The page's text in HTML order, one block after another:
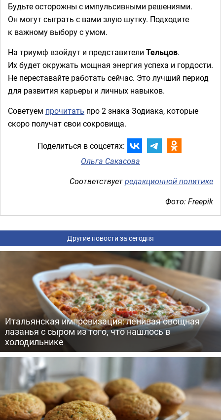
Будьте осторожны с импульсивными решениями.
Он могут сыграть с вами злую шутку. Подходите
к важному выбору с умом.
На триумф взойдут и представители Тельцов.
Их будет окружать мощная энергия успеха и гордости.
Не переставайте работать сейчас. Это лучший период
для развития карьеры и личных навыков.
Советуем прочитать про 2 знака Зодиака, которые
скоро получат свои сокровища.
Поделиться в соцсетях:
Ольга Сакасова
Соответствуетредакционной политике
Фото: Freepik
Другие новости за сегодня
Итальянская импровизация: ленивая овощная
лазанья с сыром из того, что нашлось в
холодильнике